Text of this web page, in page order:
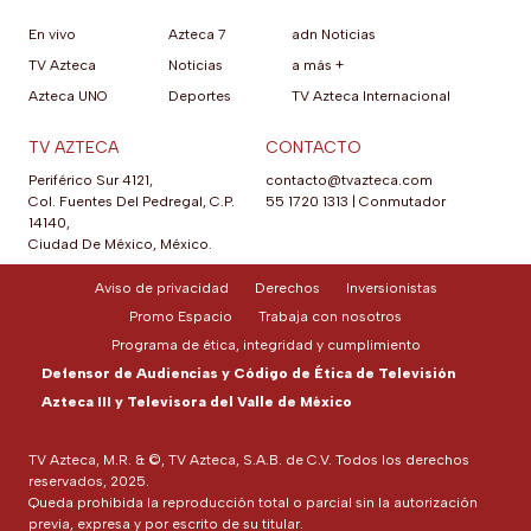
En vivo
TV Azteca
Azteca UNO
Azteca 7
Noticias
Deportes
adn Noticias
a más +
TV Azteca Internacional
TV AZTECA
Periférico Sur 4121,
Col. Fuentes Del Pedregal, C.P.
14140,
Ciudad De México, México.
CONTACTO
contacto@tvazteca.com
55 1720 1313
Conmutador
TV Azteca, M.R. & ©, TV Azteca, S.A.B. de C.V. Todos los derechos
reservados, 2025.
Queda prohibida la reproducción total o parcial sin la autorización
previa, expresa y por escrito de su titular.
Aviso de privacidad Derechos
Inversionistas
Promo Espacio
Trabaja con nosotros
Programa de ética, integridad y cumplimiento
Defensor de Audiencias y Código de Ética de Televisión
Azteca III y Televisora del Valle de México